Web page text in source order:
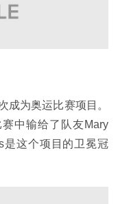
为奥运比赛项目。
中输给了队友Mary
是这个项目的卫冕冠